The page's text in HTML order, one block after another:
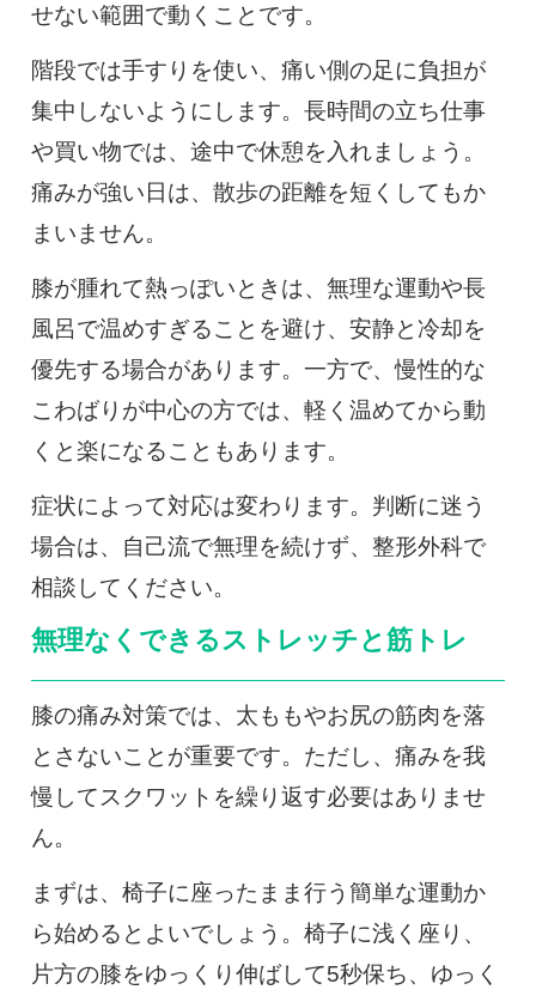
せない範囲で動くことです。
階段では手すりを使い、痛い側の足に負担が
集中しないようにします。長時間の立ち仕事
や買い物では、途中で休憩を入れましょう。
痛みが強い日は、散歩の距離を短くしてもか
まいません。
膝が腫れて熱っぽいときは、無理な運動や長
風呂で温めすぎることを避け、安静と冷却を
優先する場合があります。一方で、慢性的な
こわばりが中心の方では、軽く温めてから動
くと楽になることもあります。
症状によって対応は変わります。判断に迷う
場合は、自己流で無理を続けず、整形外科で
相談してください。
無理なくできるストレッチと筋トレ
膝の痛み対策では、太ももやお尻の筋肉を落
とさないことが重要です。ただし、痛みを我
慢してスクワットを繰り返す必要はありませ
ん。
まずは、椅子に座ったまま行う簡単な運動か
ら始めるとよいでしょう。椅子に浅く座り、
片方の膝をゆっくり伸ばして5秒保ち、ゆっく